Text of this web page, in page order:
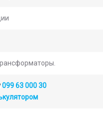
099 63 000 30